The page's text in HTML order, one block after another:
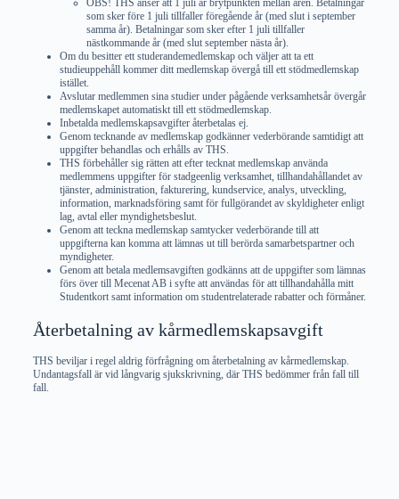
OBS! THS anser att 1 juli är brytpunkten mellan åren. Betalningar
som sker före 1 juli tillfaller föregående år (med slut i september
samma år). Betalningar som sker efter 1 juli tillfaller
nästkommande år (med slut september nästa år).
Om du besitter ett studerandemedlemskap och väljer att ta ett
studieuppehåll kommer ditt medlemskap övergå till ett stödmedlemskap
istället.
Avslutar medlemmen sina studier under pågående verksamhetsår övergår
medlemskapet automatiskt till ett stödmedlemskap.
Inbetalda medlemskapsavgifter återbetalas ej.
Genom tecknande av medlemskap godkänner vederbörande samtidigt att
uppgifter behandlas och erhålls av THS.
THS förbehåller sig rätten att efter tecknat medlemskap använda
medlemmens uppgifter för stadgeenlig verksamhet, tillhandahållandet av
tjänster, administration, fakturering, kundservice, analys, utveckling,
information, marknadsföring samt för fullgörandet av skyldigheter enligt
lag, avtal eller myndighetsbeslut.
Genom att teckna medlemskap samtycker vederbörande till att
uppgifterna kan komma att lämnas ut till berörda samarbetspartner och
myndigheter.
Genom att betala medlemsavgiften godkänns att de uppgifter som lämnas
förs över till Mecenat AB i syfte att användas för att tillhandahålla mitt
Studentkort samt information om studentrelaterade rabatter och förmåner.
Återbetalning av kårmedlemskapsavgift
THS beviljar i regel aldrig förfrågning om återbetalning av kårmedlemskap.
Undantagsfall är vid långvarig sjukskrivning, där THS bedömmer från fall till
fall.